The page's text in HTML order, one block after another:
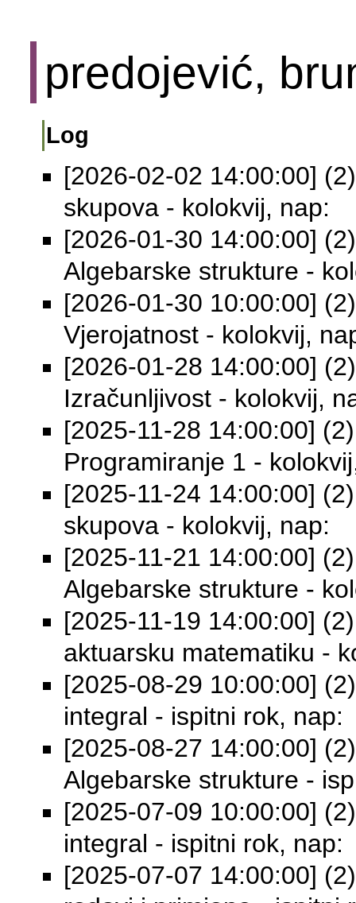
predojević,
Log
[2026-02-02 14:00:00]
skupova - kolokvij, nap:
[2026-01-30 14:00:00]
Algebarske strukture -
[2026-01-30 10:00:00]
Vjerojatnost - kolokvij,
[2026-01-28 14:00:00]
Izračunljivost - kolokvij,
[2025-11-28 14:00:00]
Programiranje 1 -
[2025-11-24 14:00:00]
skupova - kolokvij, nap:
[2025-11-21 14:00:00]
Algebarske strukture -
[2025-11-19 14:00:00]
aktuarsku matematiku -
[2025-08-29 10:00:00]
integral - ispitni rok, nap:
[2025-08-27 14:00:00]
Algebarske strukture -
[2025-07-09 10:00:00]
integral - ispitni rok, nap:
[2025-07-07 14:00:00]